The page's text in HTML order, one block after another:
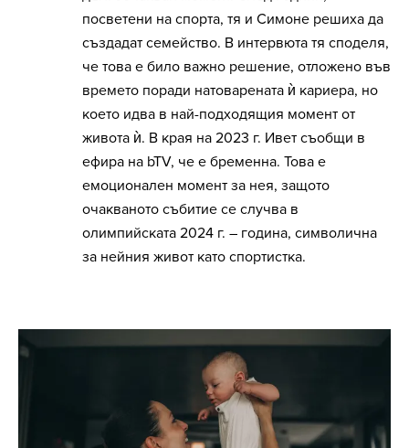
посветени на спорта, тя и Симоне решиха да
създадат семейство. В интервюта тя споделя,
че това е било важно решение, отложено във
времето поради натоварената ѝ кариера, но
което идва в най-подходящия момент от
живота ѝ. В края на 2023 г. Ивет съобщи в
ефира на bTV, че е бременна. Това е
емоционален момент за нея, защото
очакваното събитие се случва в
олимпийската 2024 г. – година, символична
за нейния живот като спортистка.